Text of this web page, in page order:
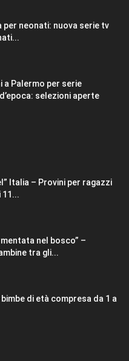
per neonati: nuova serie tv
a Palermo per serie
selezioni aperte
Italia – Provini per ragazzi
11...
nel bosco” –
tra gli...
di età compresa da 1 a